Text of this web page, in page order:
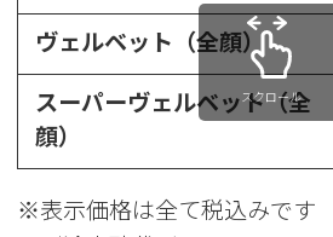
ヴェルベット（全顔）
スーパーヴェルベット（全
顔）
※表示価格は全て税込みです
スクロール